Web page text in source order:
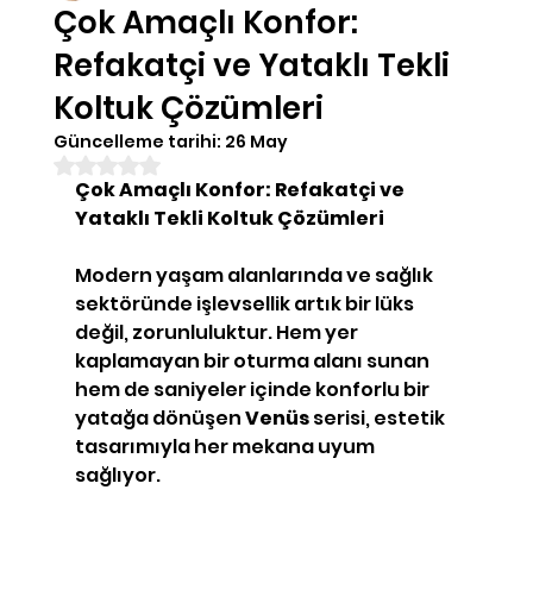
Çok Amaçlı Konfor:
Refakatçi ve Yataklı Tekli
Koltuk Çözümleri
Güncelleme tarihi: 26 May
Çok Amaçlı Konfor: Refakatçi ve
Yataklı Tekli Koltuk Çözümleri
Modern yaşam alanlarında ve sağlık
sektöründe işlevsellik artık bir lüks
değil, zorunluluktur. Hem yer
kaplamayan bir oturma alanı sunan
hem de saniyeler içinde konforlu bir
yatağa dönüşen Venüs serisi, estetik
tasarımıyla her mekana uyum
sağlıyor.